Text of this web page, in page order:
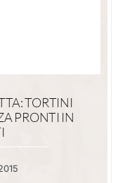
TORTINI
PRONTI IN